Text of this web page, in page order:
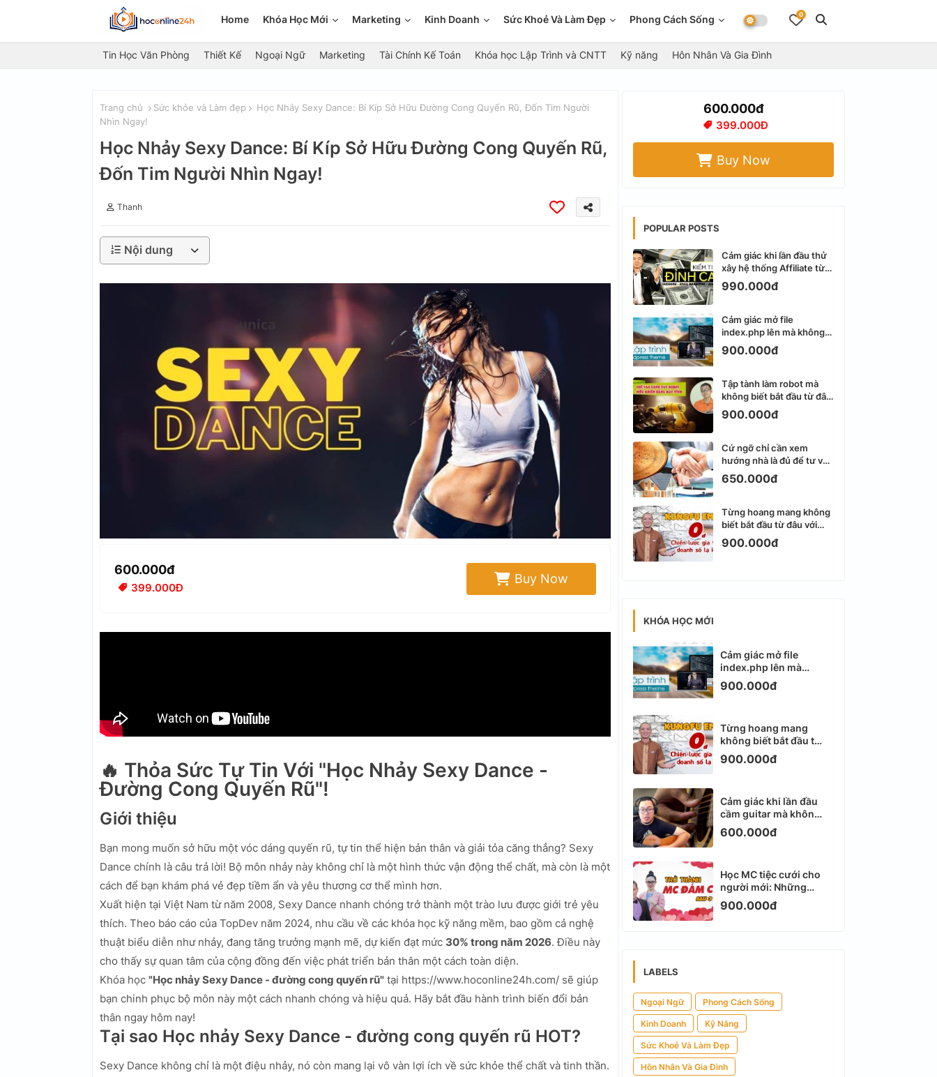
Home Khóa Học Mới Marketing Kinh Doanh Sức Khoẻ Và Làm Đẹp Phong Cách Sống 0
Tin Học Văn Phòng Thiết Kế Ngoại Ngữ Marketing Tài Chính Kế Toán Khóa học Lập Trình và CNTT Kỹ năng Hôn Nhân Và Gia Đình
Trang chủ Sức khỏe và Làm đẹp
Học Nhảy Sexy Dance: Bí Kíp Sở Hữu Đường Cong Quyến Rũ, Đốn Tim Người
Nhìn Ngay!
Học Nhảy Sexy Dance: Bí Kíp Sở Hữu Đường Cong Quyến Rũ,
Đốn Tim Người Nhìn Ngay!
Thanh
Nội dung
600.000đ
399.000Đ
Buy Now
🔥 Thỏa Sức Tự Tin Với "Học Nhảy Sexy Dance -
Đường Cong Quyến Rũ"!
Giới thiệu
Bạn mong muốn sở hữu một vóc dáng quyến rũ, tự tin thể hiện bản thân và giải tỏa căng thẳng? Sexy
Dance chính là câu trả lời! Bộ môn nhảy này không chỉ là một hình thức vận động thể chất, mà còn là một
cách để bạn khám phá vẻ đẹp tiềm ẩn và yêu thương cơ thể mình hơn.
Xuất hiện tại Việt Nam từ năm 2008, Sexy Dance nhanh chóng trở thành một trào lưu được giới trẻ yêu
thích. Theo báo cáo của TopDev năm 2024, nhu cầu về các khóa học kỹ năng mềm, bao gồm cả nghệ
thuật biểu diễn như nhảy, đang tăng trưởng mạnh mẽ, dự kiến đạt mức 30% trong năm 2026. Điều này
cho thấy sự quan tâm của cộng đồng đến việc phát triển bản thân một cách toàn diện.
Khóa học "Học nhảy Sexy Dance - đường cong quyến rũ" tại https://www.hoconline24h.com/ sẽ giúp
bạn chinh phục bộ môn này một cách nhanh chóng và hiệu quả. Hãy bắt đầu hành trình biến đổi bản
thân ngay hôm nay!
Tại sao Học nhảy Sexy Dance - đường cong quyến rũ HOT?
Sexy Dance không chỉ là một điệu nhảy, nó còn mang lại vô vàn lợi ích về sức khỏe thể chất và tinh thần.
600.000đ
399.000Đ
Buy Now
POPULAR POSTS
Cảm giác khi lần đầu thử
xây hệ thống Affiliate từ
Facebook cá nhân
990.000đ
Cảm giác mở file
index.php lên mà không
biết viết gì tiếp theo
900.000đ
Tập tành làm robot mà
không biết bắt đầu từ đâu
thì dễ nản thật
900.000đ
Cứ ngỡ chỉ cần xem
hướng nhà là đủ để tư vấn
phong thủy bất động sản
650.000đ
Từng hoang mang không
biết bắt đầu từ đâu với
Email Marketing
900.000đ
KHÓA HỌC MỚI
Cảm giác mở file
index.php lên mà
không biết viết gì tiếp
theo
900.000đ
Từng hoang mang
không biết bắt đầu từ
đâu với Email
Marketing
900.000đ
Cảm giác khi lần đầu
cầm guitar mà không
biết bắt đầu từ đâu
600.000đ
Học MC tiệc cưới cho
người mới: Những
ngày đầu thực sự khá
ngợp
900.000đ
LABELS
Ngoại Ngữ Phong Cách Sống
Kinh Doanh Kỹ Năng
Sức Khoẻ Và Làm Đẹp
Hôn Nhân Và Gia Đình